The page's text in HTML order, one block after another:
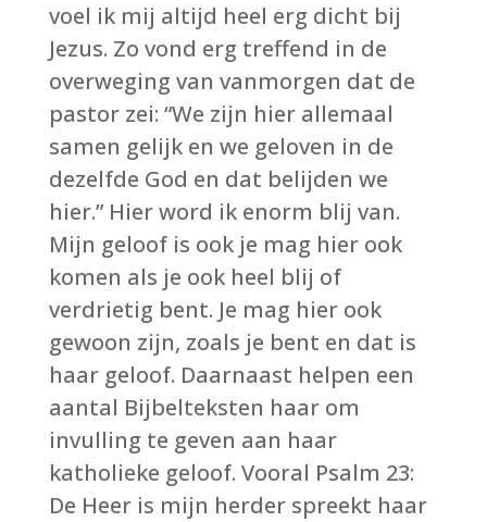
voel ik mij altijd heel erg dicht bij
Jezus. Zo vond erg treffend in de
overweging van vanmorgen dat de
pastor zei: “We zijn hier allemaal
samen gelijk en we geloven in de
dezelfde God en dat belijden we
hier.” Hier word ik enorm blij van.
Mijn geloof is ook je mag hier ook
komen als je ook heel blij of
verdrietig bent. Je mag hier ook
gewoon zijn, zoals je bent en dat is
haar geloof. Daarnaast helpen een
aantal Bijbelteksten haar om
invulling te geven aan haar
katholieke geloof. Vooral Psalm 23:
De Heer is mijn herder spreekt haar